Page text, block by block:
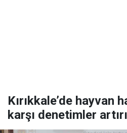
Kırıkkale’de hayvan
karşı denetimler